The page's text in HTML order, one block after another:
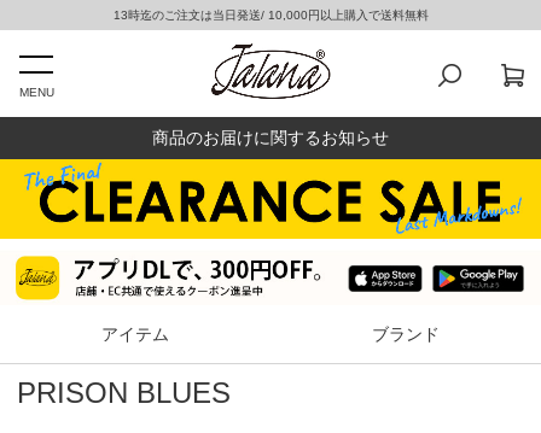
13時迄のご注文は当日発送/ 10,000円以上購入で送料無料
MENU
商品のお届けに関するお知らせ
アイテム ブランド
PRISON BLUES